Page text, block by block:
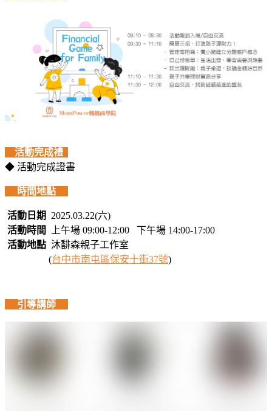
活動完成禮
◆ 活動完成證書
時間地點
活動日期
2025.03.22(六)
活動時間
上午場 09:00-12:00 下午場 14:00-17:00
活動地點 沐馡森親子工作室
(台中市南屯區保安十街37號)
引導講師